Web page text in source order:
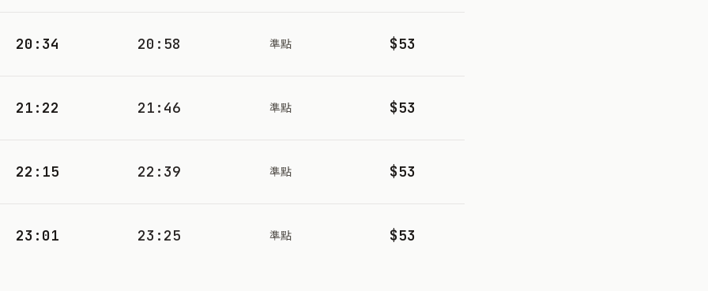
20:34 20:58 準點 $53
21:22 21:46 準點 $53
22:15 22:39 準點 $53
23:01 23:25 準點 $53